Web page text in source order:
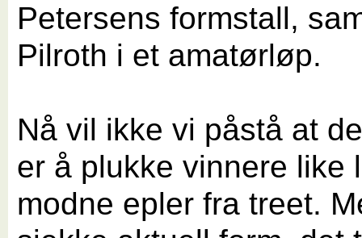
Petersens formstall,
Pilroth i et amatørløp.
Nå vil ikke vi påstå at
er å plukke vinnere like
modne epler fra treet.